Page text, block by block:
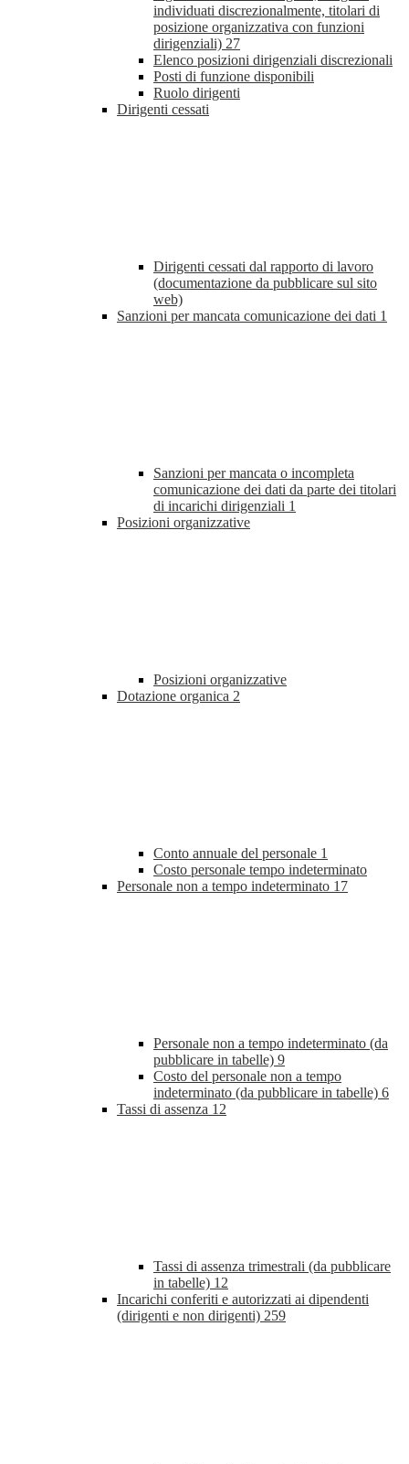
individuati discrezionalmente, titolari di
posizione organizzativa con funzioni
dirigenziali) 27
Elenco posizioni dirigenziali discrezionali
Posti di funzione disponibili
Ruolo dirigenti
Dirigenti cessati
Dirigenti cessati dal rapporto di lavoro
(documentazione da pubblicare sul sito
web)
Sanzioni per mancata comunicazione dei dati 1
Sanzioni per mancata o incompleta
comunicazione dei dati da parte dei titolari
di incarichi dirigenziali 1
Posizioni organizzative
Posizioni organizzative
Dotazione organica 2
Conto annuale del personale 1
Costo personale tempo indeterminato
Personale non a tempo indeterminato 17
Personale non a tempo indeterminato (da
pubblicare in tabelle) 9
Costo del personale non a tempo
indeterminato (da pubblicare in tabelle) 6
Tassi di assenza 12
Tassi di assenza trimestrali (da pubblicare
in tabelle) 12
Incarichi conferiti e autorizzati ai dipendenti
(dirigenti e non dirigenti) 259